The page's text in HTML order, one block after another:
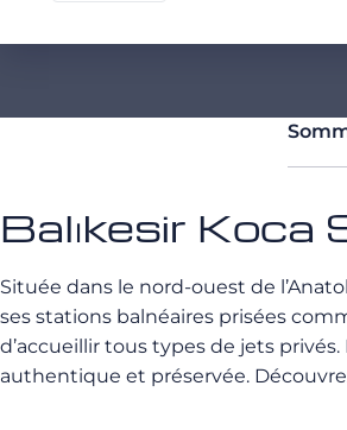
Balıkesir
Située dans le nord-ouest de
ses stations balnéaires prisées
d’accueillir tous types de jets
authentique et préservée.